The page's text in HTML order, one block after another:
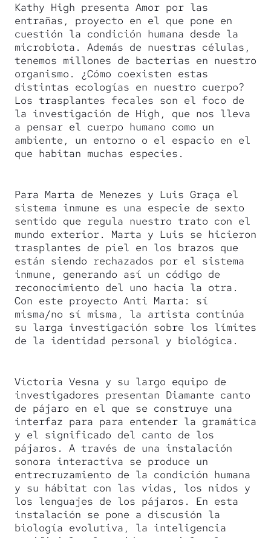
Kathy High presenta Amor por las
entrañas, proyecto en el que pone en
cuestión la condición humana desde la
microbiota. Además de nuestras células,
tenemos millones de bacterias en nuestro
organismo. ¿Cómo coexisten estas
distintas ecologías en nuestro cuerpo?
Los trasplantes fecales son el foco de
la investigación de High, que nos lleva
a pensar el cuerpo humano como un
ambiente, un entorno o el espacio en el
que habitan muchas especies.
Para Marta de Menezes y Luis Graça el
sistema inmune es una especie de sexto
sentido que regula nuestro trato con el
mundo exterior. Marta y Luis se hicieron
trasplantes de piel en los brazos que
están siendo rechazados por el sistema
inmune, generando así un código de
reconocimiento del uno hacia la otra.
Con este proyecto Anti Marta: sí
misma/no sí misma, la artista continúa
su larga investigación sobre los límites
de la identidad personal y biológica.
Victoria Vesna y su largo equipo de
investigadores presentan Diamante canto
de pájaro en el que se construye una
interfaz para para entender la gramática
y el significado del canto de los
pájaros. A través de una instalación
sonora interactiva se produce un
entrecruzamiento de la condición humana
y su hábitat con las vidas, los nidos y
los lenguajes de los pájaros. En esta
instalación se pone a discusión la
biología evolutiva, la inteligencia